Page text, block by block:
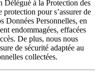
à la Protection des
pour s’assurer de
Données Personnelles, en
endommagées, effacées
De plus, nous nous
de sécurité adaptée au
collectées.